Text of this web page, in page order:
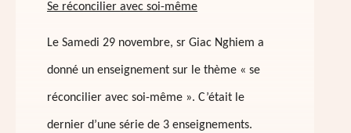
Se réconcilier avec soi-même
Le Samedi 29 novembre, sr Giac Nghiem a
donné un enseignement sur le thème « se
réconcilier avec soi-même ». C’était le
dernier d’une série de 3 enseignements.